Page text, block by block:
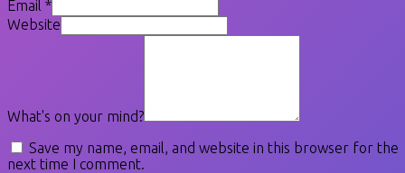
Email *
Website
What's on your mind?
Save my name, email, and website in this browser for the
next time I comment.